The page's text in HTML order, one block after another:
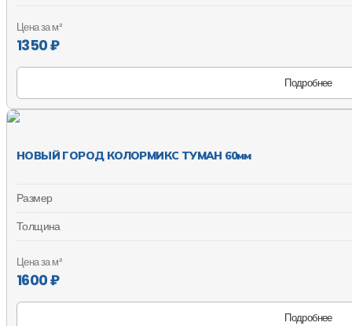
Цена за м²
1350 ₽
Подробнее
НОВЫЙ ГОРОД КОЛОРМИКС ТУМАН 60мм
Размер
Толщина
Цена за м²
1600 ₽
Подробнее